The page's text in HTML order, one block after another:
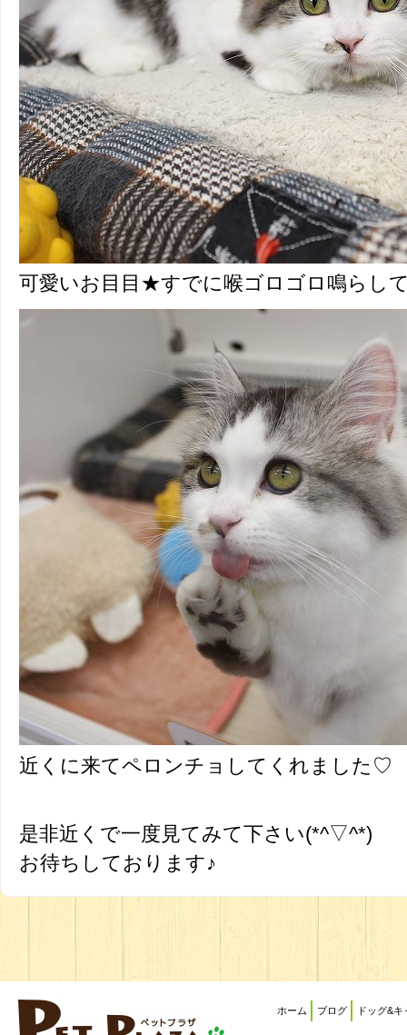
可愛いお目目★すでに喉ゴロゴロ鳴らし
近くに来てペロンチョしてくれました♡
是非近くで一度見てみて下さい(*^▽^*)
お待ちしております♪
ホーム ブログ ドッグ&キ